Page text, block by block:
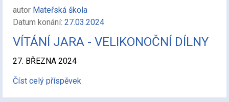
autor Mateřská škola
Datum konání: 27.03.2024
VÍTÁNÍ JARA - VELIKONOČNÍ DÍLNY
27. BŘEZNA 2024
Číst celý příspěvek